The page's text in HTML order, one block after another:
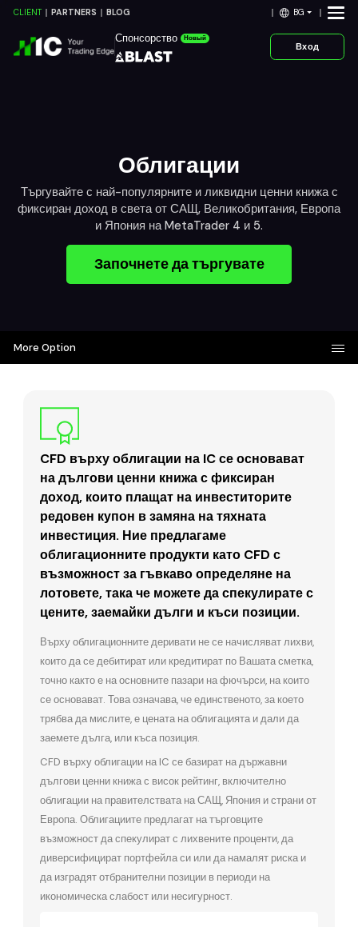
CLIENT PARTNERS BLOG BG
Спонсорство Новый
Вход
Облигации
Търгувайте с най-популярните и ликвидни ценни книжа с
фиксиран доход в света от САЩ, Великобритания, Европа
и Япония на MetaTrader 4 и 5.
Започнете да търгувате
More Option
CFD върху облигации на IC се основават
на дългови ценни книжа с фиксиран
доход, които плащат на инвеститорите
редовен купон в замяна на тяхната
инвестиция. Ние предлагаме
облигационните продукти като CFD с
възможност за гъвкаво определяне на
лотовете, така че можете да спекулирате с
цените, заемайки дълги и къси позиции.
Върху облигационните деривати не се начисляват лихви,
които да се дебитират или кредитират по Вашата сметка,
точно както е на основните пазари на фючърси, на които
се основават. Това означава, че единственото, за което
трябва да мислите, е цената на облигацията и дали да
заемете дълга, или къса позиция.
CFD върху облигации на IC се базират на държавни
дългови ценни книжа с висок рейтинг, включително
облигации на правителствата на САЩ, Япония и страни от
Европа. Облигациите предлагат на търговците
възможност да спекулират с лихвените проценти, да
диверсифицират портфейла си или да намалят риска и
да изградят отбранителни позиции в периоди на
икономическа слабост или несигурност.